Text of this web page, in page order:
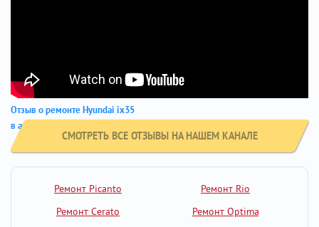
Отзыв о ремонте Hyundai ix35
в автосервисе GM-City
СМОТРЕТЬ ВСЕ ОТЗЫВЫ НА НАШЕМ КАНАЛЕ
Ремонт Picanto
Ремонт Rio
Ремонт Cerato
Ремонт Optima